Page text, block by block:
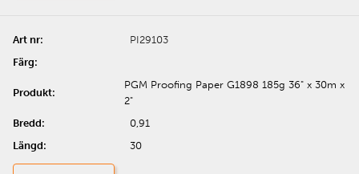
PI29103
PGM Proofing Paper G1898 185g 36" x 30m x
2"
0,91
30